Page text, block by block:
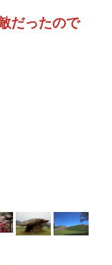
だったので